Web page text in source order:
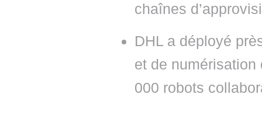
chaînes
DHL a déployé
et de
000 robots